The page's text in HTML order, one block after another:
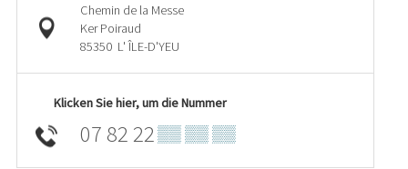
Chemin de la Messe
Ker Poiraud
85350 L' ÎLE-D'YEU
Klicken Sie hier, um die Nummer
07 82 22▒▒ ▒▒ ▒▒